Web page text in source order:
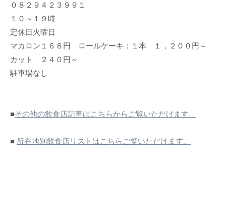
０８２９４２３９９１
１０～１９時
定休日火曜日
マカロン１６８円 ロールケーキ：１本 １，２００円～
カット ２４０円～
駐車場なし
■その他の飲食店記事はこちらからご覧いただけます。
■ 所在地別飲食店リストはこちらご覧いただけます。